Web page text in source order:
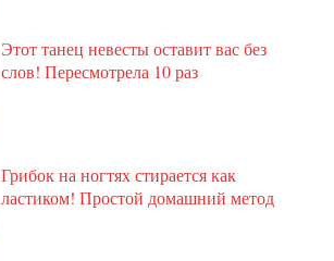
Этот танец невесты оставит вас без
слов! Пересмотрела 10 раз
Грибок на ногтях стирается как
ластиком! Простой домашний метод